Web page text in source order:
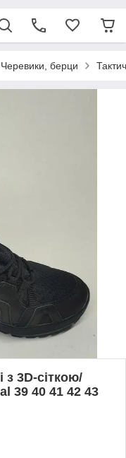
Черевики, берци
з 3D-сіткою/
39 40 41 42 43